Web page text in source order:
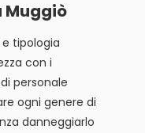
Muggiò
tipologia
con i
personale
ogni genere di
danneggiarlo